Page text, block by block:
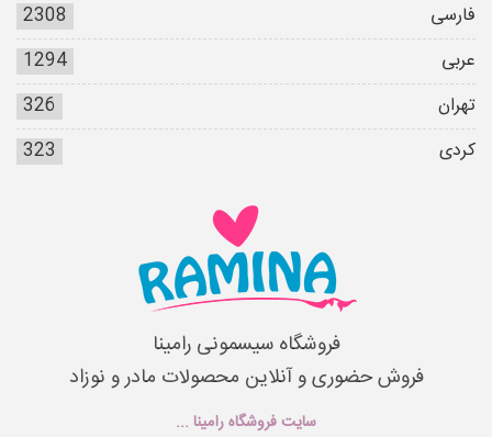
فارسی
2308
عربی
1294
تهران
326
کردی
323
فروشگاه سیسمونی رامینا
فروش حضوری و آنلاین محصولات مادر و نوزاد
سایت فروشگاه رامینا ...